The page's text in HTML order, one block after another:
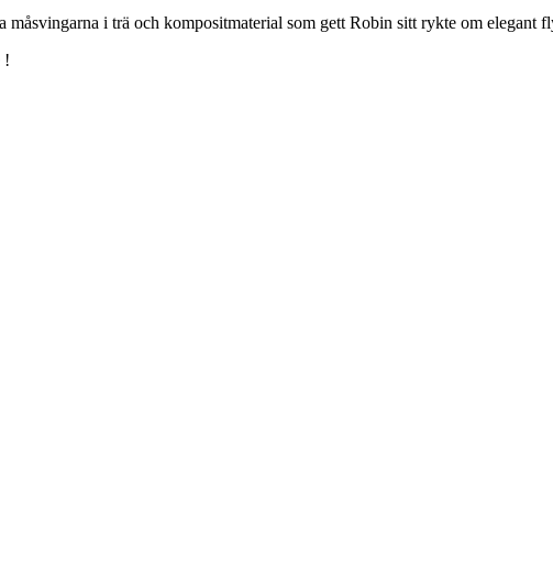
i trä och kompositmaterial som gett Robin sitt rykte om elegant
!